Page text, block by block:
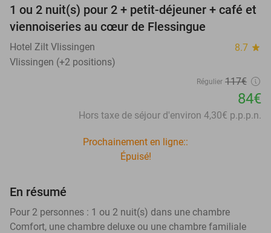
1 ou 2 nuit(s) pour 2 + petit-déjeuner + café et
viennoiseries au cœur de Flessingue
Hotel Zilt Vlissingen 8.7 star
Vlissingen (+2 positions)
Régulier 117€
84€
Hors taxe de séjour d'environ 4,30€ p.p.p.n.
Prochainement en ligne::
Épuisé!
En résumé
Pour 2 personnes : 1 ou 2 nuit(s) dans une chambre
Comfort, une chambre deluxe ou une chambre familiale